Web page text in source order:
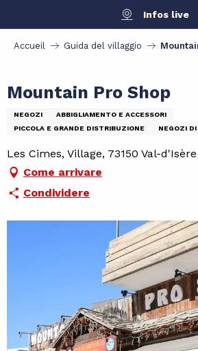
contenu
Infos live
Accueil Guida del villaggio
Mountain Pro Shop
NEGOZI
ABBIGLIAMENTO E ACCESSORI
PICCOLA E GRANDE DISTRIBUZIONE
NEGOZI
Les Cimes, Village, 73150 Val-d'Isère
Come arrivare
Condividere